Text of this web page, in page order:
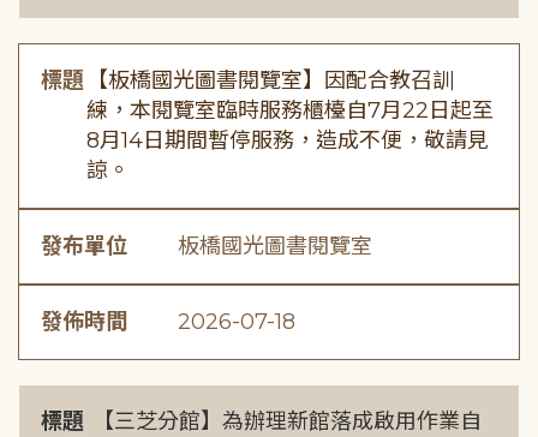
標題
【板橋國光圖書閱覽室】因配合教召訓
練，本閱覽室臨時服務櫃檯自7月22日起至
8月14日期間暫停服務，造成不便，敬請見
諒。
發布單位 板橋國光圖書閱覽室
發佈時間 2026-07-18
標題
【三芝分館】為辦理新館落成啟用作業自